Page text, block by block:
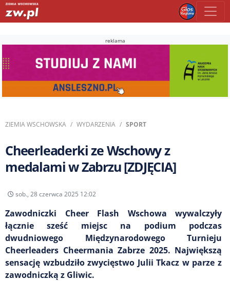
reklama
ZIEMIA WSCHOWSKA WYDARZENIA SPORT
Cheerleaderki ze Wschowy z
medalami w Zabrzu [ZDJĘCIA]
sob., 28 czerwca 2025 12:02
Zawodniczki Cheer Flash Wschowa wywalczyły
łącznie sześć miejsc na podium podczas
dwudniowego Międzynarodowego Turnieju
Cheerleaders Cheermania Zabrze 2025. Największą
sensację wzbudziło zwycięstwo Julii Tkacz w parze z
zawodniczką z Gliwic.